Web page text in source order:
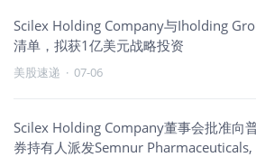
Scilex Holding Company与Iholding
清单，拟获1亿美元战略投资
美股速递 · 07-06
Scilex Holding Company董事会批准向
券持有人派发Semnur Pharmaceuticals,